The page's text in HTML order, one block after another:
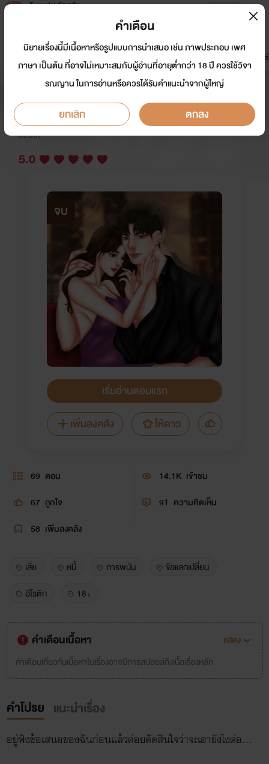
Tunwalai ธัญวลัย
หน้าแรก นิยาย อีบุ๊ก การ์ตูน
มาใหม่
ดรีมแชท ธัญลิสต์
COME ON BABY เด็กดีในกำมือ
นักเขียน: CocoaTAE
อีโรติก
5.0
จบ
เริ่มอ่านตอนแรก
เพิ่มลงคลัง
ให้ดาว
69 ตอน 14.1K เข้าชม
67 ถูกใจ 91 ความคิดเห็น
58 เพิ่มลงคลัง
เสี่ย หนี้ การพนัน
ข้อแลกเปลี่ยน
อีโรติก
18+
คำเตือนเนื้อหา
แสดง
คำเตือนเกี่ยวกับเนื้อหาในเรื่องอาจมีการสปอยล์ถึงเนื้อเรื่องหลัก
คำโปรย แนะนำเรื่อง
อยู่ฟังข้อเสนอของฉันก่อนแล้วค่อยตัดสินใจว่าจะเอายังไงต่อ...
คำเตือน
นิยายเรื่องนี้มีเนื้อหาหรือรูปแบบการนำเสนอ เช่น ภาพประกอบ เพศ
ภาษา เป็นต้น ที่อาจไม่เหมาะสมกับผู้อ่านที่อายุต่ำกว่า 18 ปี ควรใช้วิจา
รณญาน ในการอ่านหรือควรได้รับคำแนะนำจากผู้ใหญ่
ยกเลิก ตกลง